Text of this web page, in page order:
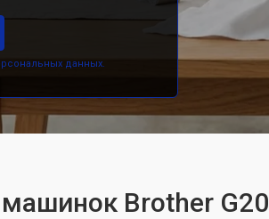
данных.
Brother G20